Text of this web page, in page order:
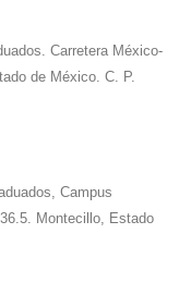
Carretera México-
de México. C. P.
Campus
Montecillo, Estado